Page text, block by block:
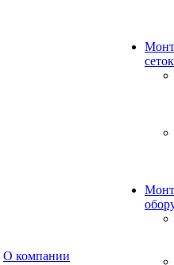
О компании
сеток